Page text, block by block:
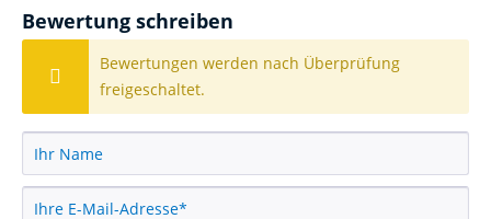
Bewertung schreiben
Bewertungen werden nach Überprüfung
freigeschaltet.